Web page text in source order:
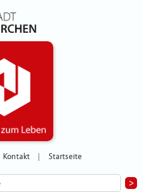
Kontakt Startseite